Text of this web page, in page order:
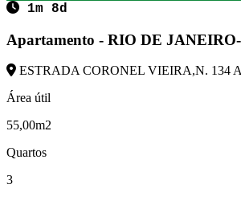
1m 8d
Apartamento - RIO DE
ESTRADA CORONEL VIEIRA,N. 134
Área útil
55,00m2
Quartos
3